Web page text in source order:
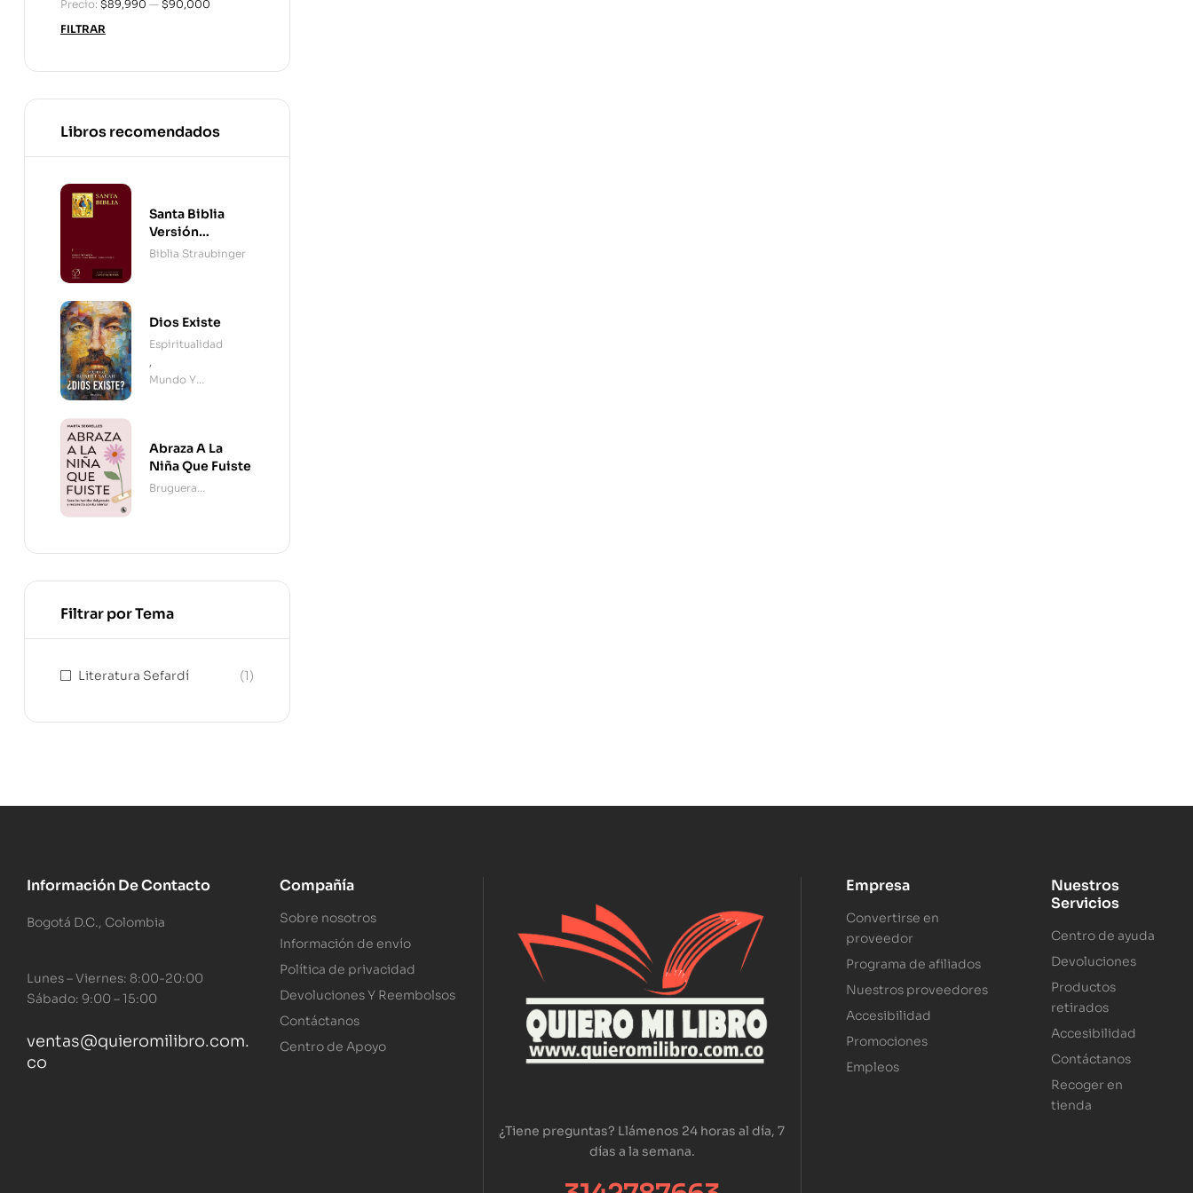
FILTRAR
Precio: $89,990 — $90,000
Libros recomendados
Santa Biblia
Versión
Straubinger - 2
Biblia Straubinger
Dios Existe
Espiritualidad
,
Mundo Y
Abraza A La
Niña Que Fuiste
Bruguera
Filtrar por Tema
Literatura Sefardí (1)
Información De Contacto
Bogotá D.C., Colombia
Lunes – Viernes: 8:00-20:00
Sábado: 9:00 – 15:00
ventas@quieromilibro.com.
co
Compañía
Sobre nosotros
Información de envío
Política de privacidad
Devoluciones Y Reembolsos
Contáctanos
Centro de Apoyo
¿Tiene preguntas? Llámenos 24 horas al día, 7
días a la semana.
Empresa
Convertirse en
proveedor
Programa de afiliados
Nuestros proveedores
Accesibilidad
Promociones
Empleos
Nuestros
Servicios
Centro de ayuda
Devoluciones
Productos
retirados
Accesibilidad
Contáctanos
Recoger en
tienda